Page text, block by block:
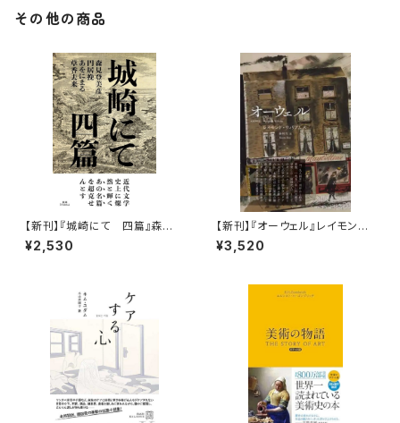
その他の商品
【新刊】『城崎にて 四篇』森見
登美彦・円居挽・あをにまる・草
香去来（サイン本）
¥2,530
【新刊】『オーウェル』レイモンド・
ウィリアムズ
¥3,520